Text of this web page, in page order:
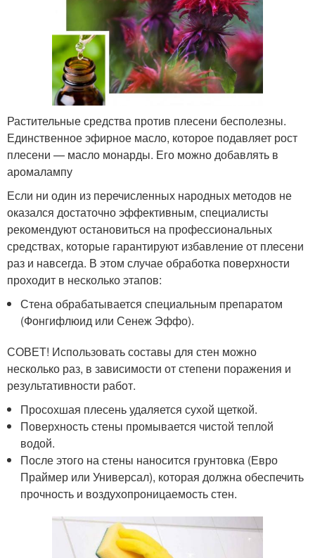
Растительные средства против плесени бесполезны.
Единственное эфирное масло, которое подавляет рост
плесени — масло монарды. Его можно добавлять в
аромалампу
Если ни один из перечисленных народных методов не
оказался достаточно эффективным, специалисты
рекомендуют остановиться на профессиональных
средствах, которые гарантируют избавление от плесени
раз и навсегда. В этом случае обработка поверхности
проходит в несколько этапов:
Стена обрабатывается специальным препаратом
(Фонгифлюид или Сенеж Эффо).
СОВЕТ! Использовать составы для стен можно
несколько раз, в зависимости от степени поражения и
результативности работ.
Просохшая плесень удаляется сухой щеткой.
Поверхность стены промывается чистой теплой
водой.
После этого на стены наносится грунтовка (Евро
Праймер или Универсал), которая должна обеспечить
прочность и воздухопроницаемость стен.